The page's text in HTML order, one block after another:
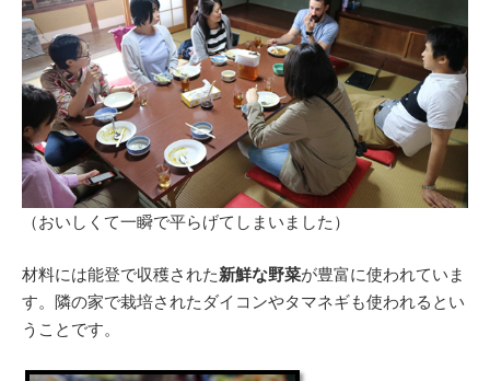
（おいしくて一瞬で平らげてしまいました）
材料には能登で収穫された新鮮な野菜が豊富に使われていま
す。隣の家で栽培されたダイコンやタマネギも使われるとい
うことです。